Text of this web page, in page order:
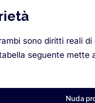
sono diritti reali di
seguente mette
Nuda